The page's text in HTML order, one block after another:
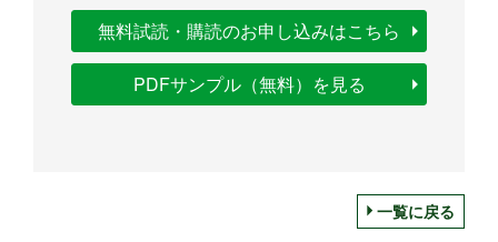
無料試読・購読のお申し込みはこちら
PDFサンプル（無料）を見る
一覧に戻る